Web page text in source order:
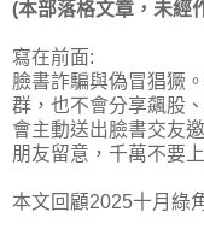
(本部落格文章，未經
寫在前面:
臉書詐騙與偽冒猖獗
群，也不會分享飆股
會主動送出臉書交友
朋友留意，千萬不要
本文回顧2025十月綠